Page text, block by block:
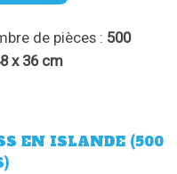
de pièces : 500
x 36 cm
EN ISLANDE (500